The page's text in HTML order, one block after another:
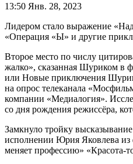
13:50 Янв. 28, 2023
Лидером стало выражение
«Операция «Ы» и другие
Второе место по числу
жалко», сказанная Шуриком в
или Новые приключения
на опрос телеканала
компании «Медиалогия».
со дня рождения режиссёра,
Замкнуло тройку
исполнении Юрия Яковлева
меняет профессию» «Красота-